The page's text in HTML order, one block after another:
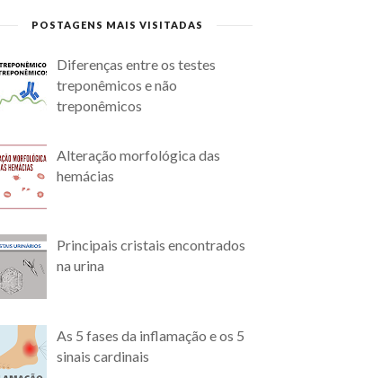
POSTAGENS MAIS VISITADAS
Diferenças entre os testes
treponêmicos e não
treponêmicos
Alteração morfológica das
hemácias
Principais cristais encontrados
na urina
As 5 fases da inflamação e os 5
sinais cardinais